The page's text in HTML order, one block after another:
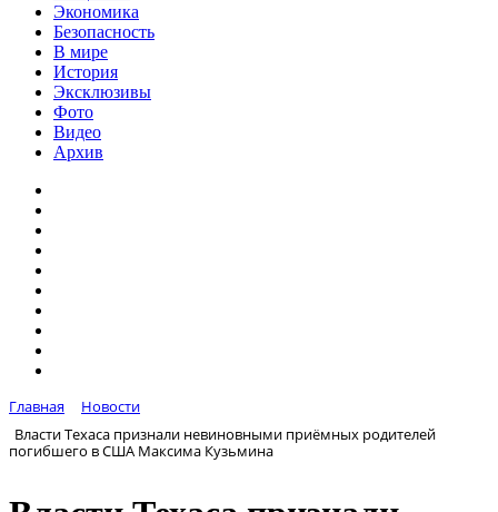
Экономика
Безопасность
В мире
История
Эксклюзивы
Фото
Видео
Архив
Главная
Новости
Власти Техаса признали невиновными приёмных родителей
погибшего в США Максима Кузьмина